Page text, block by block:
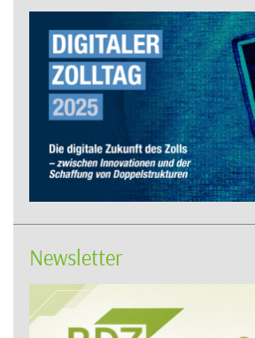
Newsletter